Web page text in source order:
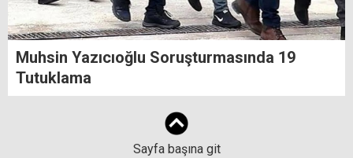
Muhsin Yazıcıoğlu Soruşturmasında 19
Tutuklama
Sayfa başına git